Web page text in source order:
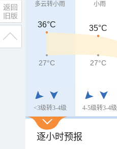
多云转小雨
<3级转3-4级
小雨
4-5级转3-4级
36°C
35°C
27°C
27°C
逐小时预报